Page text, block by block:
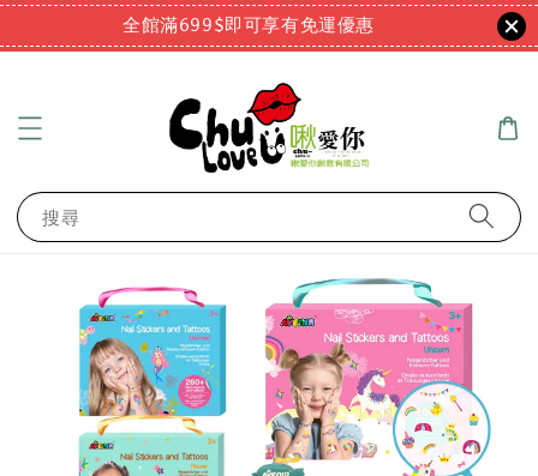
全館滿699$即可享有免運優惠
搜尋